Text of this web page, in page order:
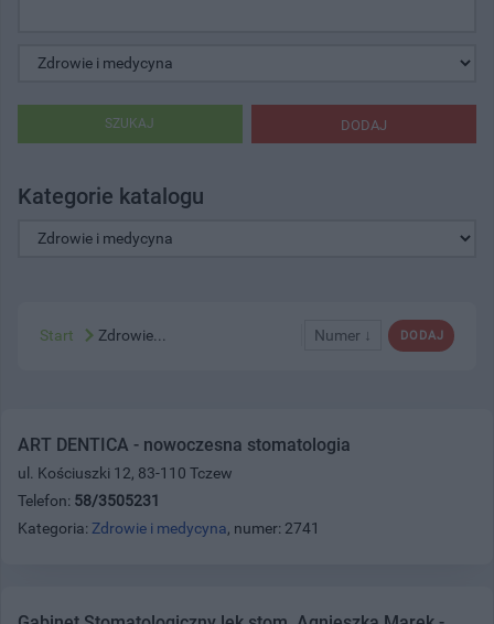
DODAJ
SZUKAJ
Kategorie katalogu
DODAJ
Numer ↓
Start Zdrowie...
ART DENTICA - nowoczesna stomatologia
ul. Kościuszki 12, 83-110 Tczew
Telefon: 58/3505231
Kategoria: Zdrowie i medycyna, numer: 2741